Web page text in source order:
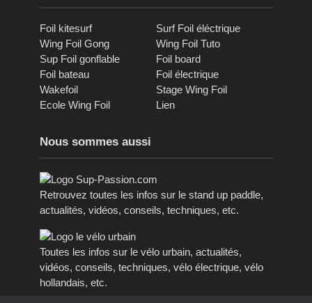
Foil kitesurf
Surf Foil éléctrique
Wing Foil Gong
Wing Foil Tuto
Sup Foil gonflable
Foil board
Foil bateau
Foil électrique
Wakefoil
Stage Wing Foil
Ecole Wing Foil
Lien
Nous sommes aussi
Retrouvez toutes les infos sur le stand up paddle,
actualités, vidéos, conseils, techniques, etc.
Toutes les infos sur le vélo urbain, actualités,
vidéos, conseils, techniques, vélo électrique, vélo
hollandais, etc.